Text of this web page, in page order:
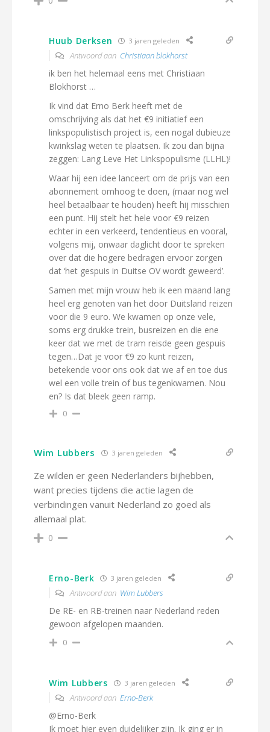
Huub Derksen 3 jaren geleden
Antwoord aan Christiaan blokhorst
ik ben het helemaal eens met Christiaan
Blokhorst …
Ik vind dat Erno Berk heeft met de
omschrijving als dat het €9 initiatief een
linkspopulistisch project is, een nogal dubieuze
kwinkslag weten te plaatsen. Ik zou dan bijna
zeggen: Lang Leve Het Linkspopulisme (LLHL)!
Waar hij een idee lanceert om de prijs van een
abonnement omhoog te doen, (maar nog wel
heel betaalbaar te houden) heeft hij misschien
een punt. Hij stelt het hele voor €9 reizen
echter in een verkeerd, tendentieus en vooral,
volgens mij, onwaar daglicht door te spreken
over dat die hogere bedragen ervoor zorgen
dat ‘het gespuis in Duitse OV wordt geweerd’.
Samen met mijn vrouw heb ik een maand lang
heel erg genoten van het door Duitsland reizen
voor die 9 euro. We kwamen op onze vele,
soms erg drukke trein, busreizen en die ene
keer dat we met de tram reisde geen gespuis
tegen…Dat je voor €9 zo kunt reizen,
betekende voor ons ook dat we af en toe dus
wel een volle trein of bus tegenkwamen. Nou
en? Is dat bleek geen ramp.
0
Wim Lubbers 3 jaren geleden
Ze wilden er geen Nederlanders bijhebben,
want precies tijdens die actie lagen de
verbindingen vanuit Nederland zo goed als
allemaal plat.
0
Erno-Berk 3 jaren geleden
Antwoord aan Wim Lubbers
De RE- en RB-treinen naar Nederland reden
gewoon afgelopen maanden.
0
Wim Lubbers 3 jaren geleden
Antwoord aan Erno-Berk
@Erno-Berk
Ik moet hier even duidelijker zijn. Ik ging er in